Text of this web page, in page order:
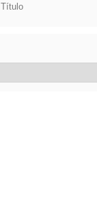
Título